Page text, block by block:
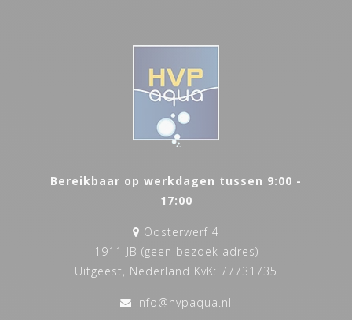
Bereikbaar op werkdagen tussen 9:00 -
17:00
Oosterwerf 4
1911 JB (geen bezoek adres)
Uitgeest, Nederland KvK: 77731735
info@hvpaqua.nl